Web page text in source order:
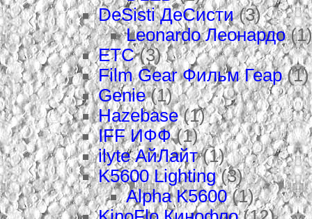
DeSisti ДеСисти(3)
Leonardo Леонардо(1)
ETC(3)
Film Gear Фильм Геар(1)
Genie(1)
Hazebase(1)
IFF ИФФ(1)
ilyte АйЛайт(1)
K5600 Lighting(3)
Alpha K5600(1)